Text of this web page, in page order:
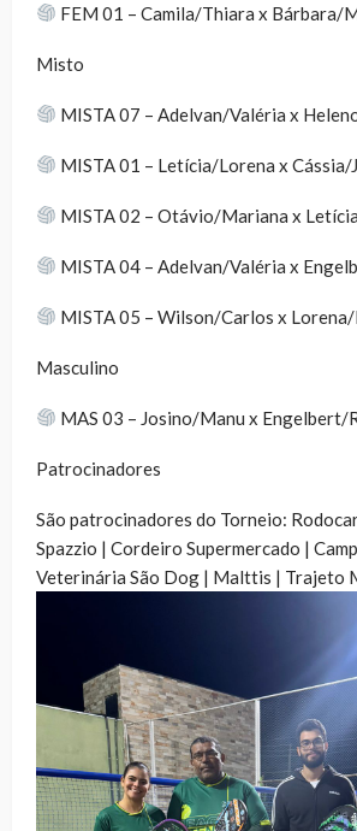
FEM 01 – Camila/Thiara x Bárbara/
Misto
MISTA 07 – Adelvan/Valéria x
MISTA 01 – Letícia/Lorena x Cássia/
MISTA 02 – Otávio/Mariana x
MISTA 04 – Adelvan/Valéria x
MISTA 05 – Wilson/Carlos x
Masculino
MAS 03 – Josino/Manu x Engelbert/
Patrocinadores
São patrocinadores do Torneio:
Spazzio | Cordeiro Supermercado |
Veterinária São Dog | Malttis | Trajeto